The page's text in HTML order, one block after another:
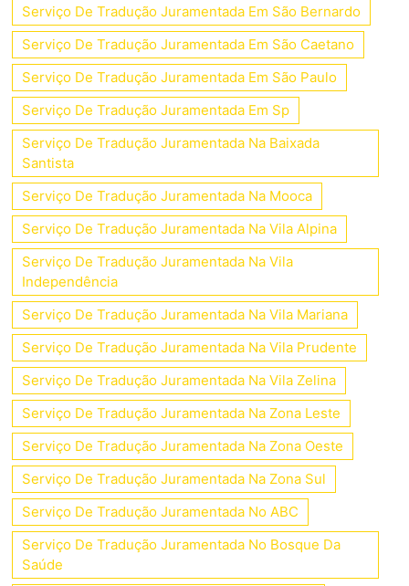
Serviço De Tradução Juramentada Em São Bernardo
Serviço De Tradução Juramentada Em São Caetano
Serviço De Tradução Juramentada Em São Paulo
Serviço De Tradução Juramentada Em Sp
Serviço De Tradução Juramentada Na Baixada
Santista
Serviço De Tradução Juramentada Na Mooca
Serviço De Tradução Juramentada Na Vila Alpina
Serviço De Tradução Juramentada Na Vila
Independência
Serviço De Tradução Juramentada Na Vila Mariana
Serviço De Tradução Juramentada Na Vila Prudente
Serviço De Tradução Juramentada Na Vila Zelina
Serviço De Tradução Juramentada Na Zona Leste
Serviço De Tradução Juramentada Na Zona Oeste
Serviço De Tradução Juramentada Na Zona Sul
Serviço De Tradução Juramentada No ABC
Serviço De Tradução Juramentada No Bosque Da
Saúde